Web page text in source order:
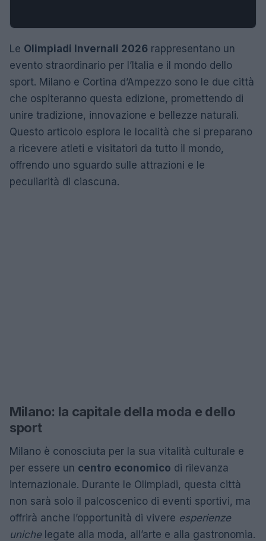
Le Olimpiadi Invernali 2026 rappresentano un
evento straordinario per l’Italia e il mondo dello
sport. Milano e Cortina d’Ampezzo sono le due città
che ospiteranno questa edizione, promettendo di
unire tradizione, innovazione e bellezze naturali.
Questo articolo esplora le località che si preparano
a ricevere atleti e visitatori da tutto il mondo,
offrendo uno sguardo sulle attrazioni e le
peculiarità di ciascuna.
Milano: la capitale della moda e dello
sport
Milano è conosciuta per la sua vitalità culturale e
per essere un centro economico di rilevanza
internazionale. Durante le Olimpiadi, questa città
non sarà solo il palcoscenico di eventi sportivi, ma
offrirà anche l’opportunità di vivere esperienze
unichelegate alla moda, all’arte e alla gastronomia.